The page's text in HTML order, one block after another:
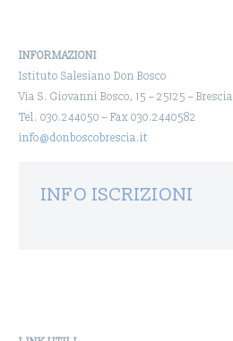
INFORMAZIONI
Istituto Salesiano Don Bosco
Via S. Giovanni Bosco, 15 – 25125 – Brescia
Tel. 030.244050 – Fax 030.2440582
info@donboscobrescia.it
INFO ISCRIZIONI